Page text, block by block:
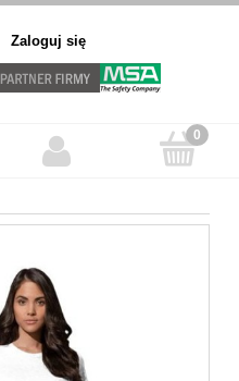
Zaloguj się